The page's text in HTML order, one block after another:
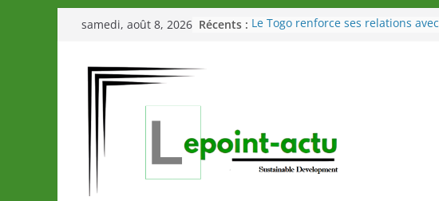
Passer
contenu
samedi, août 8, 2026 Récents : Le Togo renforce ses relations avec
marque de confiance au Togo sur
la scène internationale au-delà des
performances de ses athlètes